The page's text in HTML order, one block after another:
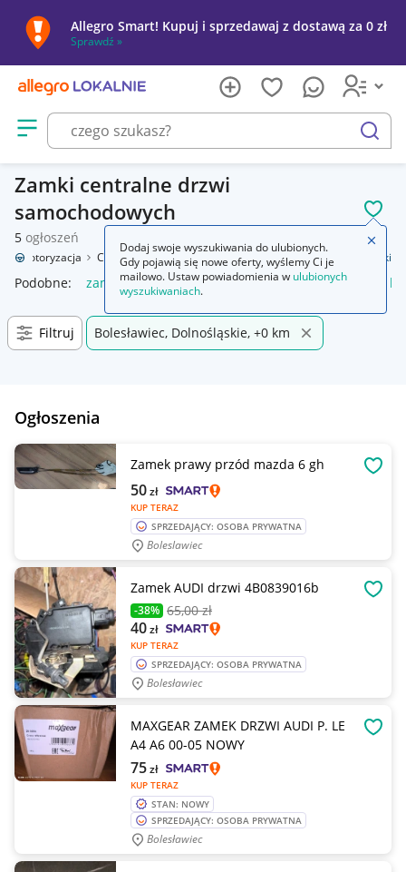
Allegro Smart! Kupuj i sprzedawaj z dostawą za 0 zł
Sprawdź »
Otwórz menu z kategoriami
szukaj
Zamki centralne drzwi
samochodowych
5 ogłoszeń
Motoryzacja Części samochodowe Części karoserii Drzwi Zamki
Podobne: zamki zamki meblowe zamki do drzwi zamki
Filtruj Bolesławiec, Dolnośląskie, +0 km
Ogłoszenia
Zamek prawy przód mazda 6 gh
KUP TERAZ
50zł
SPRZEDAJĄCY: OSOBA PRYWATNA
Boleslawiec
Zamek AUDI drzwi 4B0839016b
-38% 65,00 zł
KUP TERAZ
40zł
SPRZEDAJĄCY: OSOBA PRYWATNA
Bolesławiec
MAXGEAR ZAMEK DRZWI AUDI P. LE
A4 A6 00-05 NOWY
KUP TERAZ
75zł
STAN: NOWY
SPRZEDAJĄCY: OSOBA PRYWATNA
Bolesławiec
Dodaj swoje wyszukiwania do ulubionych.
Gdy pojawią się nowe oferty, wyślemy Ci je
mailowo. Ustaw powiadomienia w ulubionych
wyszukiwaniach.